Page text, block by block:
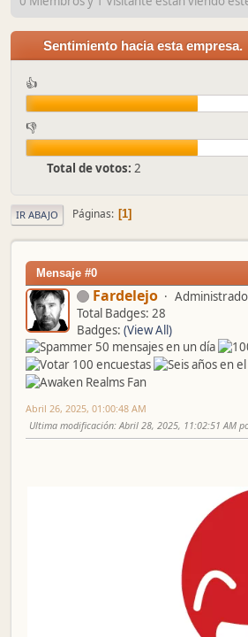
Sentimiento hacia esta empresa.
👍
👎
Total de votos: 2
IR ABAJO Páginas 1
Mensaje #0
Fardelejo
Total Badges: 28
Badges: (View All)
Abril 26, 2025, 01:00:48 AM
Ultima modificación: Abril 28, 2025, 11:02:51 AM